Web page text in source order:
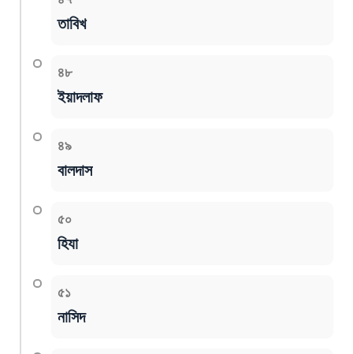
তাবিখ
৪৮
ইয়াদলাফ
৪৯
বালদাস
৫০
হিযা
৫১
নাসিদ